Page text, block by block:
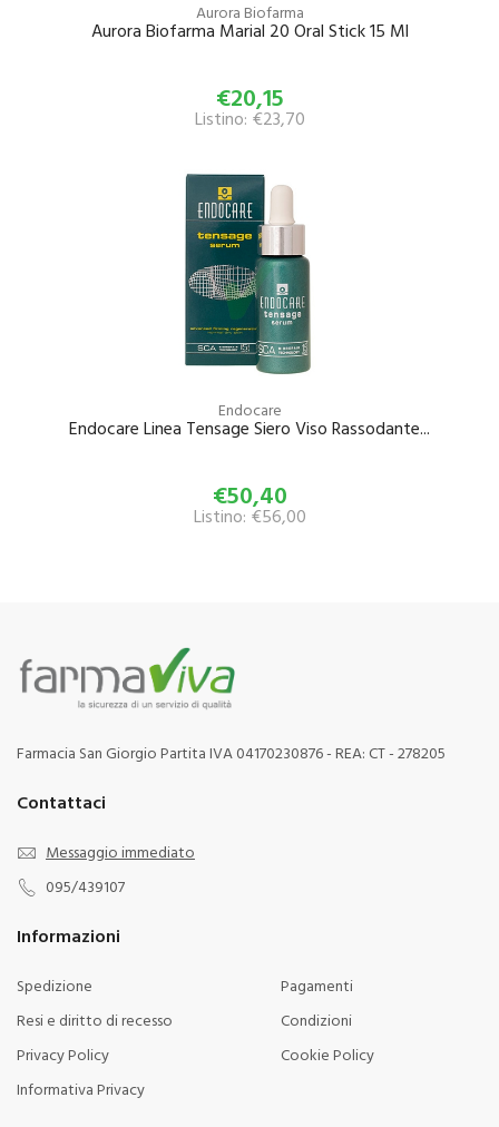
Aurora Biofarma
Aurora Biofarma Marial 20 Oral Stick 15 Ml
€20,15
Listino: €23,70
Endocare
Endocare Linea Tensage Siero Viso Rassodante...
€50,40
Listino: €56,00
Farmacia San Giorgio Partita IVA 04170230876 - REA: CT - 278205
Contattaci
Messaggio immediato
095/439107
Informazioni
Spedizione
Pagamenti
Resi e diritto di recesso
Condizioni
Privacy Policy
Cookie Policy
Informativa Privacy